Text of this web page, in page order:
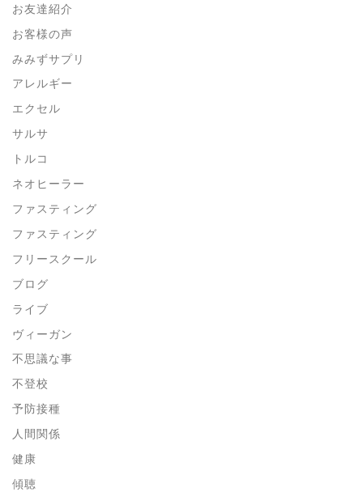
お友達紹介
お客様の声
みみずサプリ
アレルギー
エクセル
サルサ
トルコ
ネオヒーラー
ファスティング
ファスティング
フリースクール
ブログ
ライブ
ヴィーガン
不思議な事
不登校
予防接種
人間関係
健康
傾聴